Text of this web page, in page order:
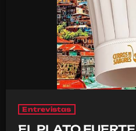
Entrevistas